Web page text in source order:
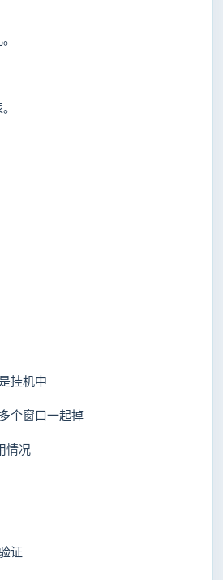
挂机中
个窗口一起掉
情况
证